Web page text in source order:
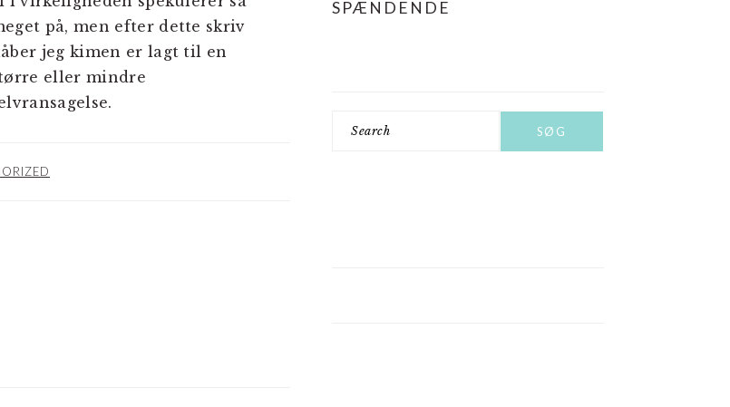
på, men efter dette skriv
jeg kimen er lagt til en
eller mindre
SPÆNDENDE